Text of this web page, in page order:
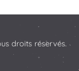
droits réservés.